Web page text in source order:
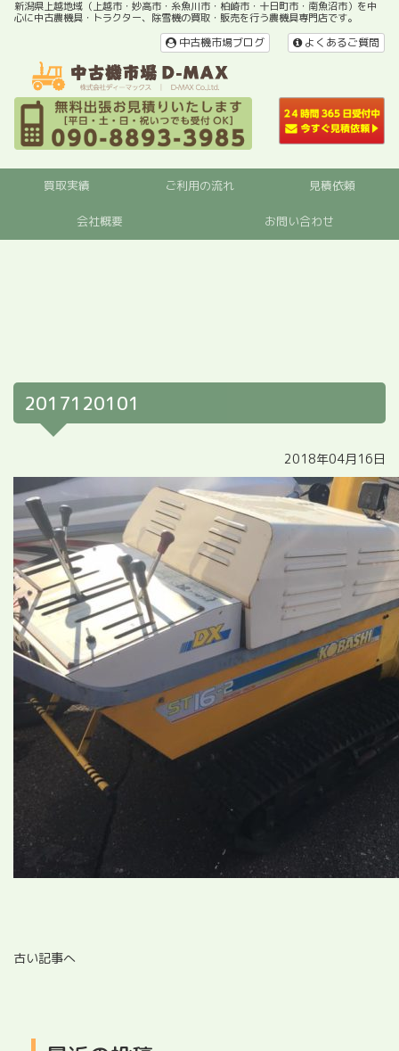
新潟県上越地域（上越市・妙高市・糸魚川市・柏崎市・十日町市・南魚沼市）を中
心に中古農機具・トラクター、除雪機の買取・販売を行う農機具専門店です。
よくあるご質問
中古機市場ブログ
買取実績 ご利用の流れ 見積依頼
会社概要 お問い合わせ
2017120101
2018年04月16日
古い記事へ